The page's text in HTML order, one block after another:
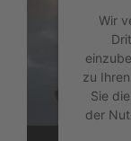
Wir
zu
Sie
der